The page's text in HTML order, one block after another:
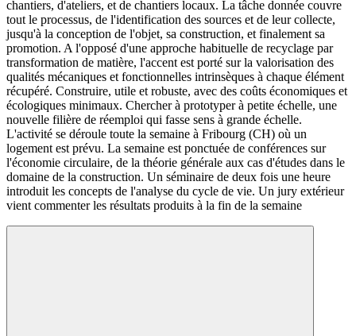
chantiers, d'ateliers, et de chantiers locaux. La tâche donnée couvre
tout le processus, de l'identification des sources et de leur collecte,
jusqu'à la conception de l'objet, sa construction, et finalement sa
promotion. A l'opposé d'une approche habituelle de recyclage par
transformation de matière, l'accent est porté sur la valorisation des
qualités mécaniques et fonctionnelles intrinsèques à chaque élément
récupéré. Construire, utile et robuste, avec des coûts économiques et
écologiques minimaux. Chercher à prototyper à petite échelle, une
nouvelle filière de réemploi qui fasse sens à grande échelle.
L'activité se déroule toute la semaine à Fribourg (CH) où un
logement est prévu. La semaine est ponctuée de conférences sur
l'économie circulaire, de la théorie générale aux cas d'études dans le
domaine de la construction. Un séminaire de deux fois une heure
introduit les concepts de l'analyse du cycle de vie. Un jury extérieur
vient commenter les résultats produits à la fin de la semaine